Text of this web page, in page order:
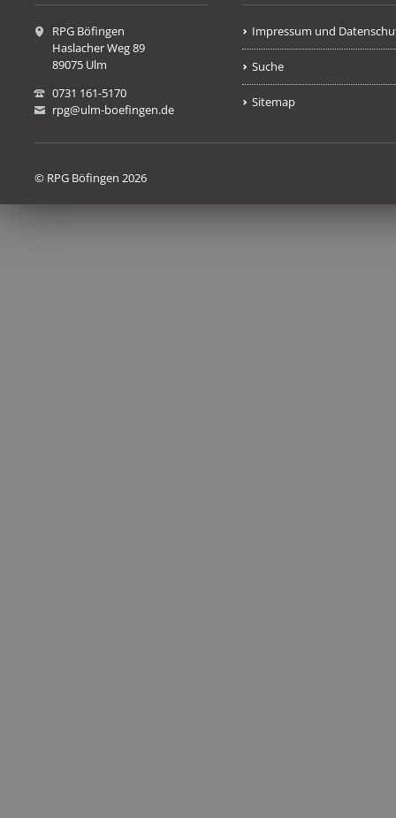
RPG Böfingen
Haslacher Weg 89
89075 Ulm
0731 161-5170
rpg@ulm-boefingen.de
Impressum und
Suche
Sitemap
© RPG Böfingen 2026